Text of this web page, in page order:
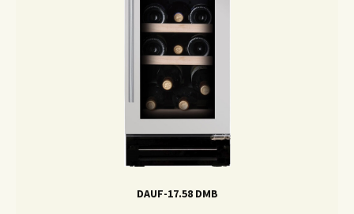
DAUF-17.58 DMB